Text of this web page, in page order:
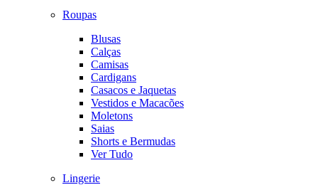
Roupas
Blusas
Calças
Camisas
Cardigans
Casacos e Jaquetas
Vestidos e Macacões
Moletons
Saias
Shorts e Bermudas
Ver Tudo
Lingerie